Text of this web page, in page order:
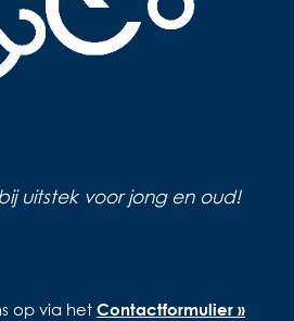
uitstek voor jong en oud!
op via het Contactformulier »